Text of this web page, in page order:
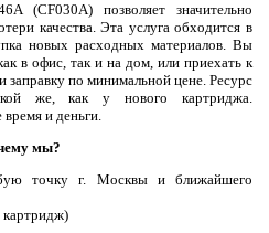
(CF030A) позволяет значительно
качества. Эта услуга обходится в
новых расходных материалов. Вы
в офис, так и на дом, или приехать к
заправку по минимальной цене. Ресурс
же, как у нового картриджа.
и деньги.
мы?
точку г. Москвы и ближайшего
картридж)